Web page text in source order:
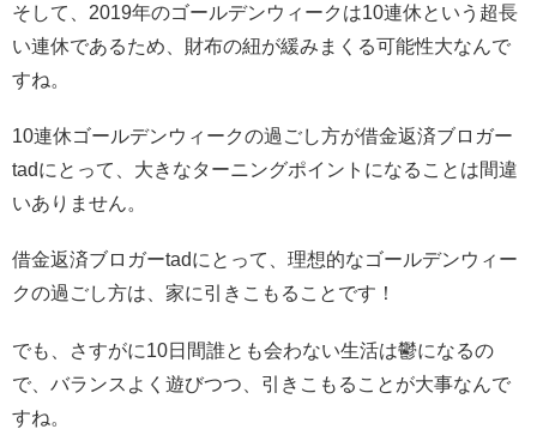
そして、2019年のゴールデンウィークは10連休という超長
い連休であるため、財布の紐が緩みまくる可能性大なんで
すね。
10連休ゴールデンウィークの過ごし方が借金返済ブロガー
tadにとって、大きなターニングポイントになることは間違
いありません。
借金返済ブロガーtadにとって、理想的なゴールデンウィー
クの過ごし方は、家に引きこもることです！
でも、さすがに10日間誰とも会わない生活は鬱になるの
で、バランスよく遊びつつ、引きこもることが大事なんで
すね。